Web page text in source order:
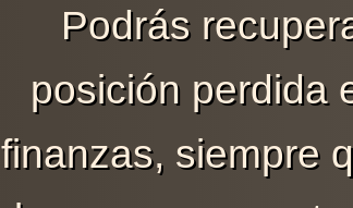
Podrás
posición perdida
finanzas, siempre